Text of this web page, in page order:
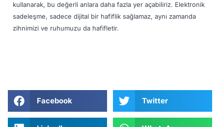
kullanarak, bu değerli anlara daha fazla yer açabiliriz. Elektronik
sadeleşme, sadece dijital bir hafiflik sağlamaz, aynı zamanda
zihnimizi ve ruhumuzu da hafifletir.
Facebook Twitter